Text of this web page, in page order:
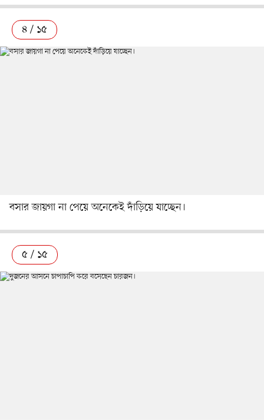
৪ / ১৫
বসার জায়গা না পেয়ে অনেকেই দাঁড়িয়ে যাচ্ছেন।
৫ / ১৫